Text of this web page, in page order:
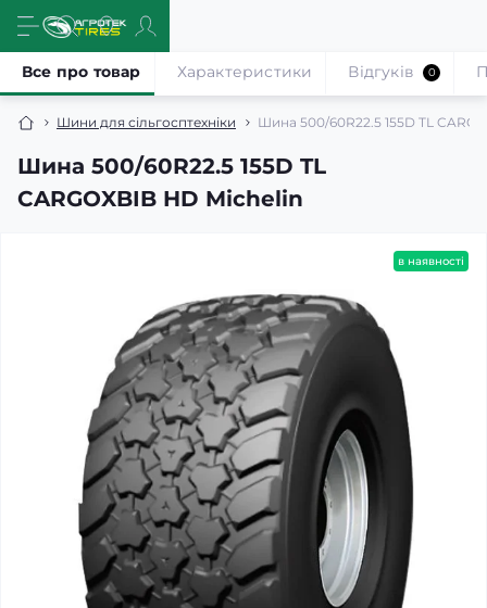
Шини для сільгосптехніки Шина 500/60R22.5 155D TL
Шина 500/60R22.5 155D TL
CARGOXBIB HD Michelin
Все про товар Характеристики Відгуків 0
в наявності